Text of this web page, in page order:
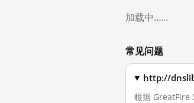
加载中……
常见问题
http://
根据 GreatFire